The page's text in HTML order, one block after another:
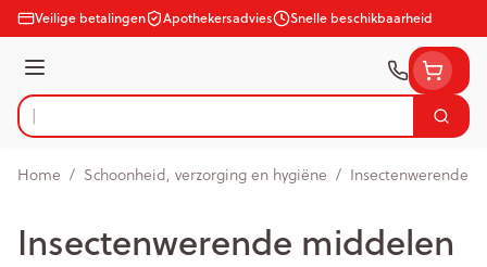
Ga naar de inhoud
Veilige betalingen Apothekersadvies Snelle beschikbaarheid
Menu
Product, merk, categorie... Zoek
Home / Schoonheid, verzorging en hygiëne / Insectenwerende
Insectenwerende middelen